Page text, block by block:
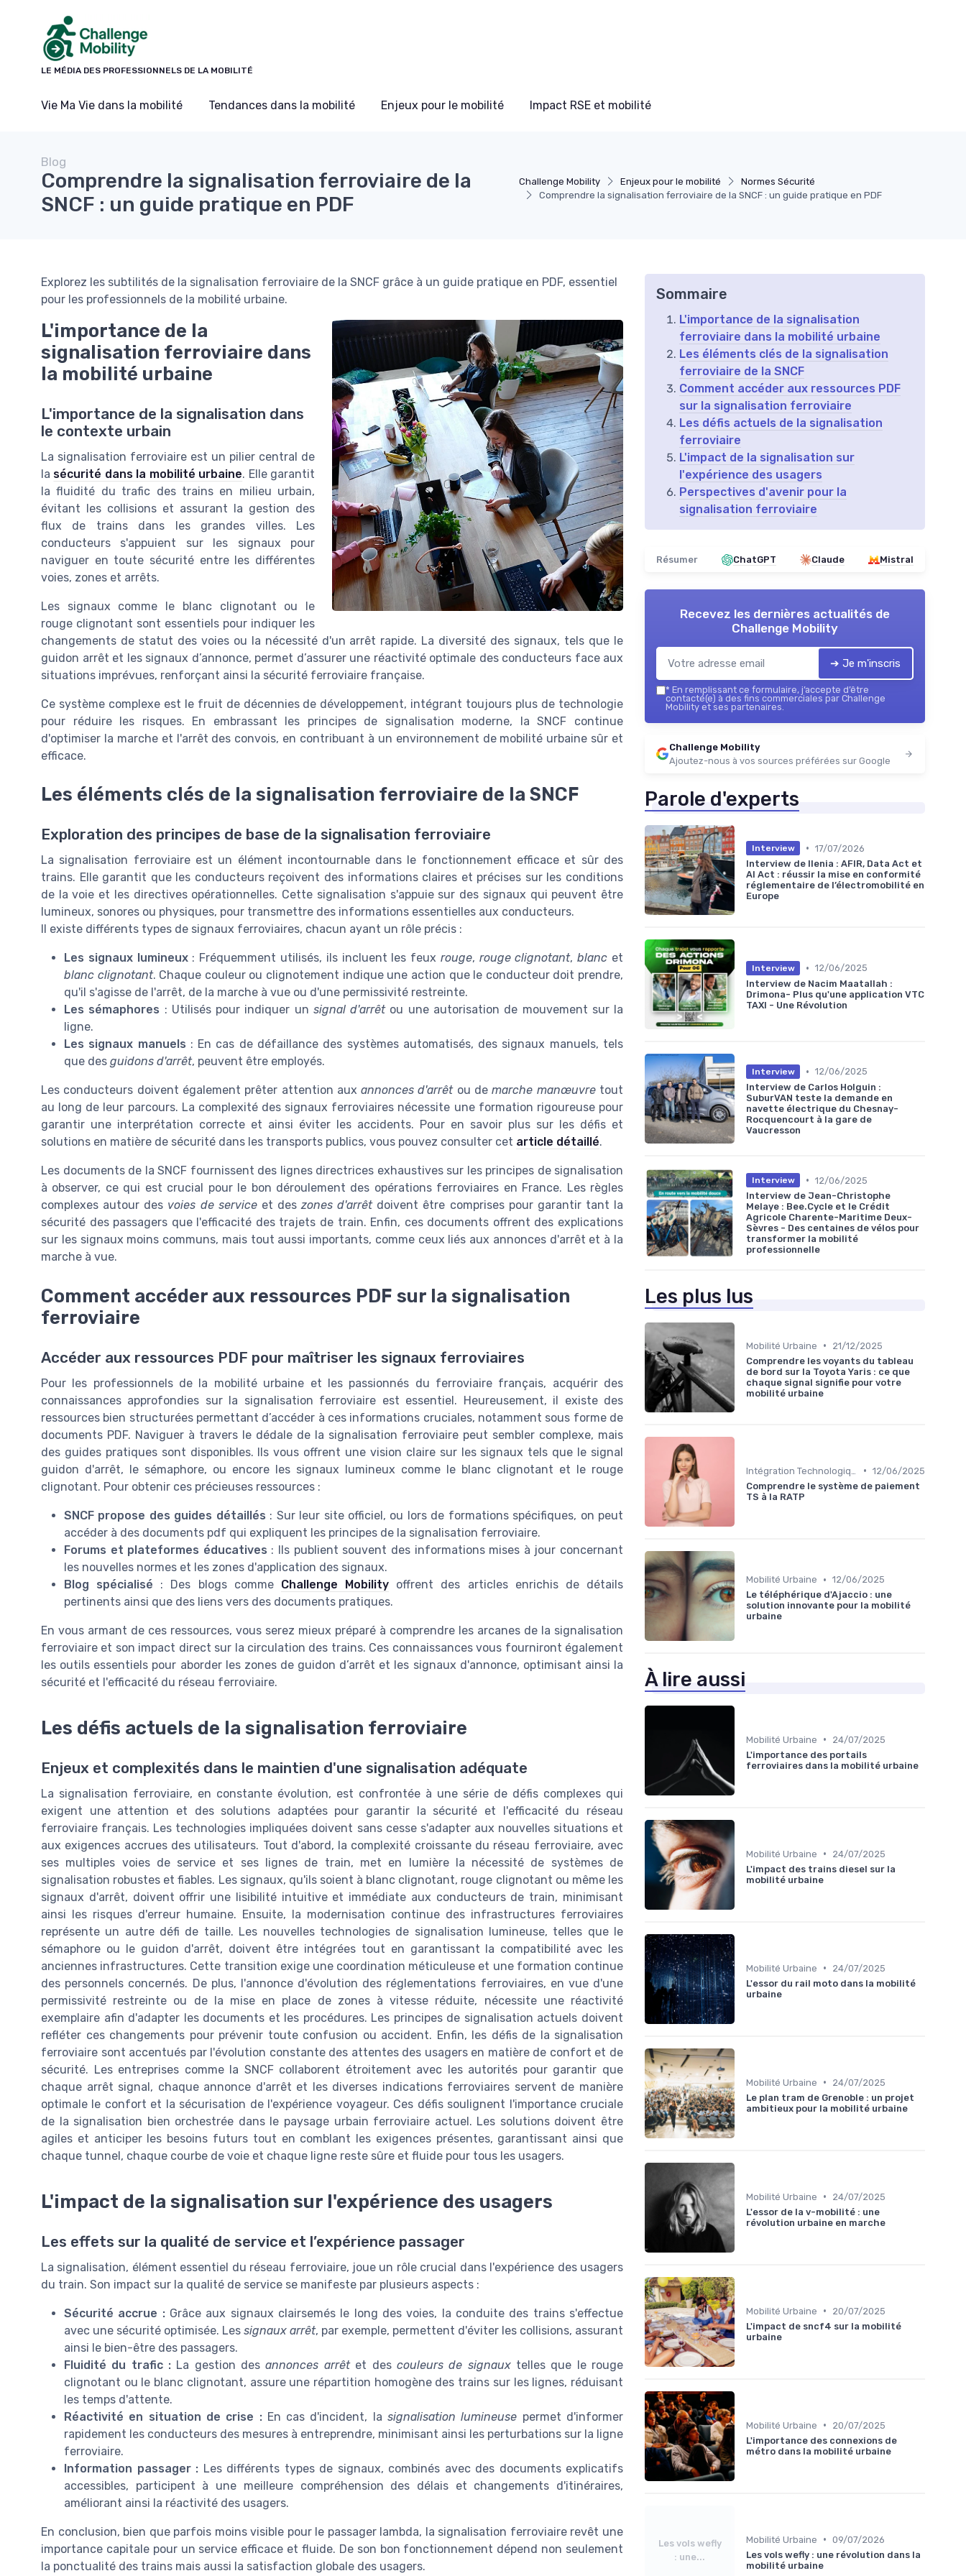
LE MÉDIA DES PROFESSIONNELS DE LA MOBILITÉ
Vie Ma Vie dans la mobilité Tendances dans la mobilité Enjeux pour le mobilité Impact RSE et mobilité
Challenge Mobility Enjeux pour le mobilité
Normes Sécurité
Comprendre la signalisation ferroviaire de la SNCF : un guide pratique en PDF
Blog
Comprendre la signalisation ferroviaire de la
SNCF : un guide pratique en PDF
Explorez les subtilités de la signalisation ferroviaire de la SNCF grâce à un guide pratique en PDF, essentiel
pour les professionnels de la mobilité urbaine.
L'importance de la
signalisation ferroviaire dans
la mobilité urbaine
L'importance de la signalisation dans
le contexte urbain
La signalisation ferroviaire est un pilier central de
la sécurité dans la mobilité urbaine. Elle garantit
la fluidité du trafic des trains en milieu urbain,
évitant les collisions et assurant la gestion des
flux de trains dans les grandes villes. Les
conducteurs s'appuient sur les signaux pour
naviguer en toute sécurité entre les différentes
voies, zones et arrêts.
Les signaux comme le blanc clignotant ou le
rouge clignotant sont essentiels pour indiquer les
changements de statut des voies ou la nécessité d'un arrêt rapide. La diversité des signaux, tels que le
guidon arrêt et les signaux d’annonce, permet d’assurer une réactivité optimale des conducteurs face aux
situations imprévues, renforçant ainsi la sécurité ferroviaire française.
Ce système complexe est le fruit de décennies de développement, intégrant toujours plus de technologie
pour réduire les risques. En embrassant les principes de signalisation moderne, la SNCF continue
d'optimiser la marche et l'arrêt des convois, en contribuant à un environnement de mobilité urbaine sûr et
efficace.
Les éléments clés de la signalisation ferroviaire de la SNCF
Exploration des principes de base de la signalisation ferroviaire
La signalisation ferroviaire est un élément incontournable dans le fonctionnement efficace et sûr des
trains. Elle garantit que les conducteurs reçoivent des informations claires et précises sur les conditions
de la voie et les directives opérationnelles. Cette signalisation s'appuie sur des signaux qui peuvent être
lumineux, sonores ou physiques, pour transmettre des informations essentielles aux conducteurs.
Il existe différents types de signaux ferroviaires, chacun ayant un rôle précis :
Les signaux lumineux: Fréquemment utilisés, ils incluent les feux rouge, rouge clignotant,blanc et
blanc clignotant. Chaque couleur ou clignotement indique une action que le conducteur doit prendre,
qu'il s'agisse de l'arrêt, de la marche à vue ou d'une permissivité restreinte.
Les sémaphores : Utilisés pour indiquer un signal d'arrêtou une autorisation de mouvement sur la
ligne.
Les signaux manuels : En cas de défaillance des systèmes automatisés, des signaux manuels, tels
que des guidons d'arrêt, peuvent être employés.
Les conducteurs doivent également prêter attention auxannonces d'arrêtou demarche manœuvretout
au long de leur parcours. La complexité des signaux ferroviaires nécessite une formation rigoureuse pour
garantir une interprétation correcte et ainsi éviter les accidents. Pour en savoir plus sur les défis et
solutions en matière de sécurité dans les transports publics, vous pouvez consulter cet article détaillé.
Les documents de la SNCF fournissent des lignes directrices exhaustives sur les principes de signalisation
à observer, ce qui est crucial pour le bon déroulement des opérations ferroviaires en France. Les règles
complexes autour des voies de serviceet deszones d'arrêtdoivent être comprises pour garantir tant la
sécurité des passagers que l'efficacité des trajets de train. Enfin, ces documents offrent des explications
sur les signaux moins communs, mais tout aussi importants, comme ceux liés aux annonces d'arrêt et à la
marche à vue.
Comment accéder aux ressources PDF sur la signalisation
ferroviaire
Accéder aux ressources PDF pour maîtriser les signaux ferroviaires
Pour les professionnels de la mobilité urbaine et les passionnés du ferroviaire français, acquérir des
connaissances approfondies sur la signalisation ferroviaire est essentiel. Heureusement, il existe des
ressources bien structurées permettant d’accéder à ces informations cruciales, notamment sous forme de
documents PDF. Naviguer à travers le dédale de la signalisation ferroviaire peut sembler complexe, mais
des guides pratiques sont disponibles. Ils vous offrent une vision claire sur les signaux tels que le signal
guidon d'arrêt, le sémaphore, ou encore les signaux lumineux comme le blanc clignotant et le rouge
clignotant. Pour obtenir ces précieuses ressources :
SNCF propose des guides détaillés : Sur leur site officiel, ou lors de formations spécifiques, on peut
accéder à des documents pdf qui expliquent les principes de la signalisation ferroviaire.
Forums et plateformes éducatives : Ils publient souvent des informations mises à jour concernant
les nouvelles normes et les zones d'application des signaux.
Blog spécialisé : Des blogs comme Challenge Mobility offrent des articles enrichis de détails
pertinents ainsi que des liens vers des documents pratiques.
En vous armant de ces ressources, vous serez mieux préparé à comprendre les arcanes de la signalisation
ferroviaire et son impact direct sur la circulation des trains. Ces connaissances vous fourniront également
les outils essentiels pour aborder les zones de guidon d’arrêt et les signaux d'annonce, optimisant ainsi la
sécurité et l'efficacité du réseau ferroviaire.
Les défis actuels de la signalisation ferroviaire
Enjeux et complexités dans le maintien d'une signalisation adéquate
La signalisation ferroviaire, en constante évolution, est confrontée à une série de défis complexes qui
exigent une attention et des solutions adaptées pour garantir la sécurité et l'efficacité du réseau
ferroviaire français. Les technologies impliquées doivent sans cesse s'adapter aux nouvelles situations et
aux exigences accrues des utilisateurs. Tout d'abord, la complexité croissante du réseau ferroviaire, avec
ses multiples voies de service et ses lignes de train, met en lumière la nécessité de systèmes de
signalisation robustes et fiables. Les signaux, qu'ils soient à blanc clignotant, rouge clignotant ou même les
signaux d'arrêt, doivent offrir une lisibilité intuitive et immédiate aux conducteurs de train, minimisant
ainsi les risques d'erreur humaine. Ensuite, la modernisation continue des infrastructures ferroviaires
représente un autre défi de taille. Les nouvelles technologies de signalisation lumineuse, telles que le
sémaphore ou le guidon d'arrêt, doivent être intégrées tout en garantissant la compatibilité avec les
anciennes infrastructures. Cette transition exige une coordination méticuleuse et une formation continue
des personnels concernés. De plus, l'annonce d'évolution des réglementations ferroviaires, en vue d'une
permissivité restreinte ou de la mise en place de zones à vitesse réduite, nécessite une réactivité
exemplaire afin d'adapter les documents et les procédures. Les principes de signalisation actuels doivent
refléter ces changements pour prévenir toute confusion ou accident. Enfin, les défis de la signalisation
ferroviaire sont accentués par l'évolution constante des attentes des usagers en matière de confort et de
sécurité. Les entreprises comme la SNCF collaborent étroitement avec les autorités pour garantir que
chaque arrêt signal, chaque annonce d'arrêt et les diverses indications ferroviaires servent de manière
optimale le confort et la sécurisation de l'expérience voyageur. Ces défis soulignent l'importance cruciale
de la signalisation bien orchestrée dans le paysage urbain ferroviaire actuel. Les solutions doivent être
agiles et anticiper les besoins futurs tout en comblant les exigences présentes, garantissant ainsi que
chaque tunnel, chaque courbe de voie et chaque ligne reste sûre et fluide pour tous les usagers.
L'impact de la signalisation sur l'expérience des usagers
Les effets sur la qualité de service et l’expérience passager
La signalisation, élément essentiel du réseau ferroviaire, joue un rôle crucial dans l'expérience des usagers
du train. Son impact sur la qualité de service se manifeste par plusieurs aspects :
Sécurité accrue : Grâce aux signaux clairsemés le long des voies, la conduite des trains s'effectue
avec une sécurité optimisée. Les signaux arrêt, par exemple, permettent d'éviter les collisions, assurant
ainsi le bien-être des passagers.
Fluidité du trafic : La gestion desannonces arrêtet des couleurs de signauxtelles que le rouge
clignotant ou le blanc clignotant, assure une répartition homogène des trains sur les lignes, réduisant
les temps d'attente.
Réactivité en situation de crise :En cas d'incident, lasignalisation lumineuse permet d'informer
rapidement les conducteurs des mesures à entreprendre, minimisant ainsi les perturbations sur la ligne
ferroviaire.
Information passager : Les différents types de signaux, combinés avec des documents explicatifs
accessibles, participent à une meilleure compréhension des délais et changements d'itinéraires,
améliorant ainsi la réactivité des usagers.
En conclusion, bien que parfois moins visible pour le passager lambda, la signalisation ferroviaire revêt une
importance capitale pour un service efficace et fluide. De son bon fonctionnement dépend non seulement
la ponctualité des trains mais aussi la satisfaction globale des usagers.
Sommaire
L'importance de la signalisation
ferroviaire dans la mobilité urbaine
Les éléments clés de la signalisation
ferroviaire de la SNCF
Comment accéder aux ressources PDF
sur la signalisation ferroviaire
Les défis actuels de la signalisation
ferroviaire
L'impact de la signalisation sur
l'expérience des usagers
Perspectives d'avenir pour la
signalisation ferroviaire
Résumer ChatGPT Claude Mistral
Recevez les dernières actualités de
Challenge Mobility
➔ Je m'inscris
* En remplissant ce formulaire, j’accepte d’être
contacté(e) à des fins commerciales par Challenge
Mobility et ses partenaires.
Challenge Mobility
Ajoutez-nous à vos sources préférées sur Google
Parole d'experts
Interview • 17/07/2026
Interview de Ilenia : AFIR, Data Act et
AI Act : réussir la mise en conformité
réglementaire de l’électromobilité en
Europe
Interview • 12/06/2025
Interview de Nacim Maatallah :
Drimona- Plus qu'une application VTC
TAXI - Une Révolution
Interview • 12/06/2025
Interview de Carlos Holguin :
SuburVAN teste la demande en
navette électrique du Chesnay-
Rocquencourt à la gare de
Vaucresson
Interview • 12/06/2025
Interview de Jean-Christophe
Melaye : Bee.Cycle et le Crédit
Agricole Charente-Maritime Deux-
Sèvres - Des centaines de vélos pour
transformer la mobilité
professionnelle
Les plus lus
Mobilité Urbaine •
21/12/2025
Comprendre les voyants du tableau
de bord sur la Toyota Yaris : ce que
chaque signal signifie pour votre
mobilité urbaine
• 12/06/2025
Comprendre le système de paiement
TS à la RATP
Mobilité Urbaine • 12/06/2025
Le téléphérique d'Ajaccio : une
solution innovante pour la mobilité
urbaine
À lire aussi
Mobilité Urbaine •
24/07/2025
L'importance des portails
ferroviaires dans la mobilité urbaine
Mobilité Urbaine •
24/07/2025
L'impact des trains diesel sur la
mobilité urbaine
Mobilité Urbaine •
24/07/2025
L'essor du rail moto dans la mobilité
urbaine
Mobilité Urbaine •
24/07/2025
Le plan tram de Grenoble : un projet
ambitieux pour la mobilité urbaine
Mobilité Urbaine •
24/07/2025
L'essor de la v-mobilité : une
révolution urbaine en marche
Mobilité Urbaine •
20/07/2025
L'impact de sncf4 sur la mobilité
urbaine
Mobilité Urbaine •
20/07/2025
L'importance des connexions de
métro dans la mobilité urbaine
Les vols wefly
: une...
Mobilité Urbaine • 09/07/2026
Les vols wefly : une révolution dans la
mobilité urbaine